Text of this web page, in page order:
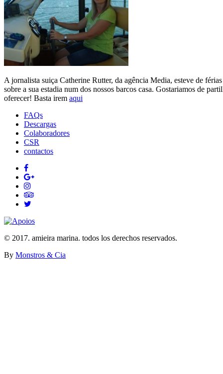
A jornalista suiça Catherine Rutter, da agência Media, esteve de
sobre a sua estadia num dos nossos barcos casa. Gostariamos de
oferecer! Basta irem aqui
FAQs
Descargas
Colaboradores
CSR
contactos
© 2017. amieira marina. todos los derechos reservados.
By Monstros & Cia